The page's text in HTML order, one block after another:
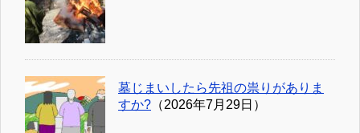
墓じまいしたら先祖の祟りがありま
すか? （2026年7月29日）